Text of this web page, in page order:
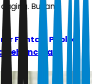
Bukan
Fantasi Publik: